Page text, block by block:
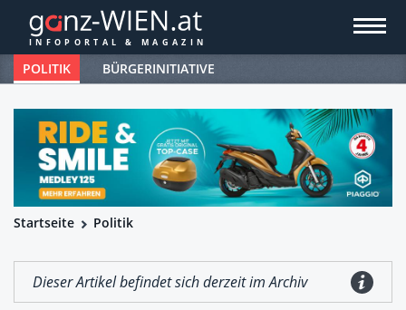
POLITIK BÜRGERINITIATIVE
Startseite Politik
Dieser Artikel befindet sich derzeit im Archiv